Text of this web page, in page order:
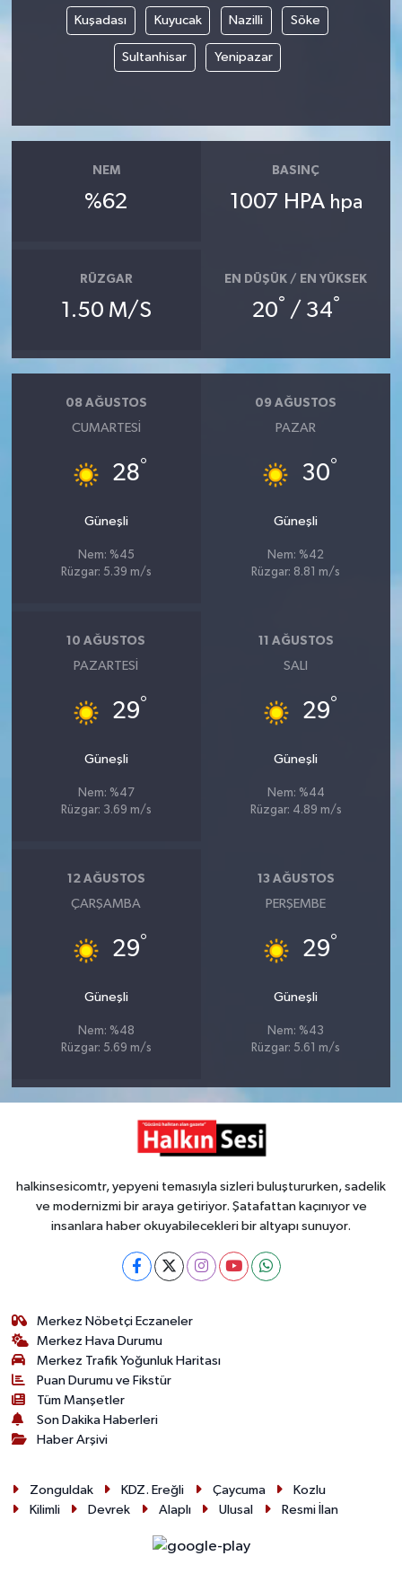
Kuşadası Kuyucak Nazilli Söke
Sultanhisar Yenipazar
NEM
%62
BASINÇ
1007 HPA hpa
RÜZGAR
1.50 M/S
EN DÜŞÜK / EN YÜKSEK
20° / 34°
08 AĞUSTOS
CUMARTESI
28°
Güneşli
Nem: %45
Rüzgar: 5.39 m/s
09 AĞUSTOS
PAZAR
30°
Güneşli
Nem: %42
Rüzgar: 8.81 m/s
10 AĞUSTOS
PAZARTESI
29°
Güneşli
Nem: %47
Rüzgar: 3.69 m/s
11 AĞUSTOS
SALI
29°
Güneşli
Nem: %44
Rüzgar: 4.89 m/s
12 AĞUSTOS
ÇARŞAMBA
29°
Güneşli
Nem: %48
Rüzgar: 5.69 m/s
13 AĞUSTOS
PERŞEMBE
29°
Güneşli
Nem: %43
Rüzgar: 5.61 m/s
halkinsesicomtr, yepyeni temasıyla sizleri buluştururken, sadelik
ve modernizmi bir araya getiriyor. Şatafattan kaçınıyor ve
insanlara haber okuyabilecekleri bir altyapı sunuyor.
Merkez Nöbetçi Eczaneler
Merkez Hava Durumu
Merkez Trafik Yoğunluk Haritası
Puan Durumu ve Fikstür
Tüm Manşetler
Son Dakika Haberleri
Haber Arşivi
Zonguldak KDZ. Ereğli Çaycuma
Kozlu
Kilimli
Devrek Alaplı Ulusal Resmi İlan
Gökçebey
GÜNDEM
Kültür - Sanat
Politika
Sağlık
SİYASET
Spor
Ulusal